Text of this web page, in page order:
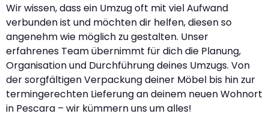
Wir wissen, dass ein Umzug oft mit viel Aufwand
verbunden ist und möchten dir helfen, diesen so
angenehm wie möglich zu gestalten. Unser
erfahrenes Team übernimmt für dich die Planung,
Organisation und Durchführung deines Umzugs. Von
der sorgfältigen Verpackung deiner Möbel bis hin zur
termingerechten Lieferung an deinem neuen Wohnort
in Pescara – wir kümmern uns um alles!